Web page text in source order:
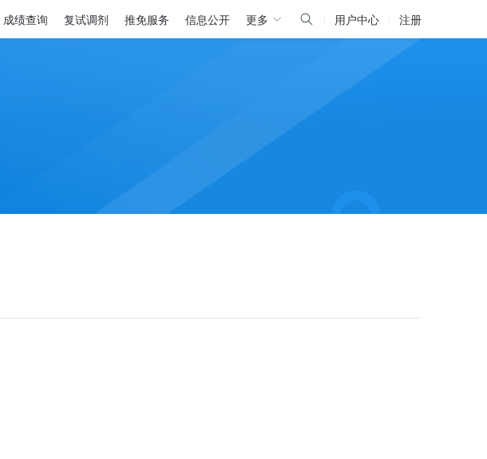
成绩查询 复试调剂 推免服务 信息公开 更多 用户中心 注册